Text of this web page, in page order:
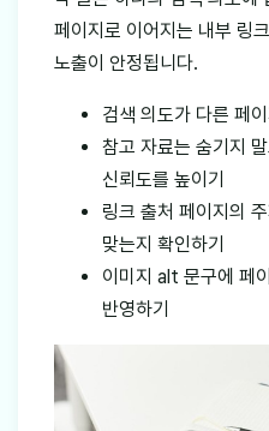
페이지로 이어지는 내부 링
노출이 안정됩니다.
검색 의도가 다른 페
참고 자료는 숨기지
신뢰도를 높이기
링크 출처 페이지의
맞는지 확인하기
이미지 alt 문구에 페
반영하기